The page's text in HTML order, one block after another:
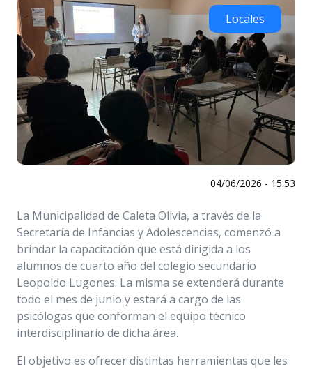
Locales
04/06/2026 - 15:53
La Municipalidad de Caleta Olivia, a través de la
Secretaría de Infancias y Adolescencias, comenzó a
brindar la capacitación que está dirigida a los
alumnos de cuarto año del colegio secundario
Leopoldo Lugones. La misma se extenderá durante
todo el mes de junio y estará a cargo de las
psicólogas que conforman el equipo técnico
interdisciplinario de dicha área.
El objetivo es ofrecer distintas herramientas que les